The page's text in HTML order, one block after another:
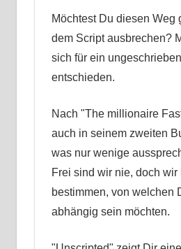
Möchtest Du diesen Weg
dem Script ausbrechen?
sich für ein
entschieden.
Nach "The millionaire
auch in seinem zweiten
was nur wenige
Frei sind wir nie, doch wir
bestimmen, von welchen
abhängig sein möchten.